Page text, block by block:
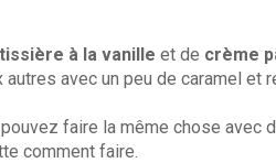
à la vanille et de crème
avec un peu de caramel et
faire la même chose avec
comment faire.